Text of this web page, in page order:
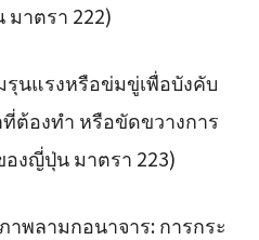
าตรา 222)
นแรงหรือข่มขู่เพื่อบังคับ
ต้องทำ หรือขัดขวางการ
งญี่ปุ่น มาตรา 223)
พลามกอนาจาร: การกระ